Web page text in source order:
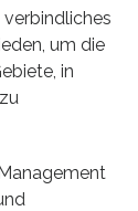
um die
in